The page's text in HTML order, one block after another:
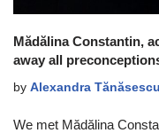
Mădălina Constantin,
away all
by Alexandra Tănăsescu
We met Mădălina